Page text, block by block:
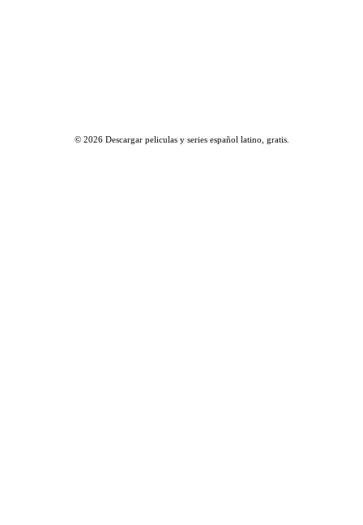
© 2026 Descargar peliculas y series español latino, gratis.